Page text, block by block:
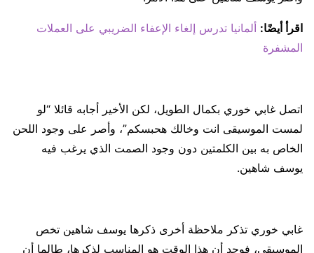
اقرأ أيضًا: ألمانيا تدرس إلغاء الإعفاء الضريبي على العملات
المشفرة
اتصل غابي خوري بكمال الطويل، لكن الأخير أجابه قائلا “لو
لمست الموسيقى انت وخالك هحبسكم”، وأصر على وجود اللحن
الخاص به بين الكلمتين دون وجود الصمت الذي يرغب فيه
يوسف شاهين.
غابي خوري تذكر ملاحظة أخرى ذكرها يوسف شاهين تخص
الموسيقى، فوجد أن هذا الوقت هو المناسب لذكرها، طالما أن